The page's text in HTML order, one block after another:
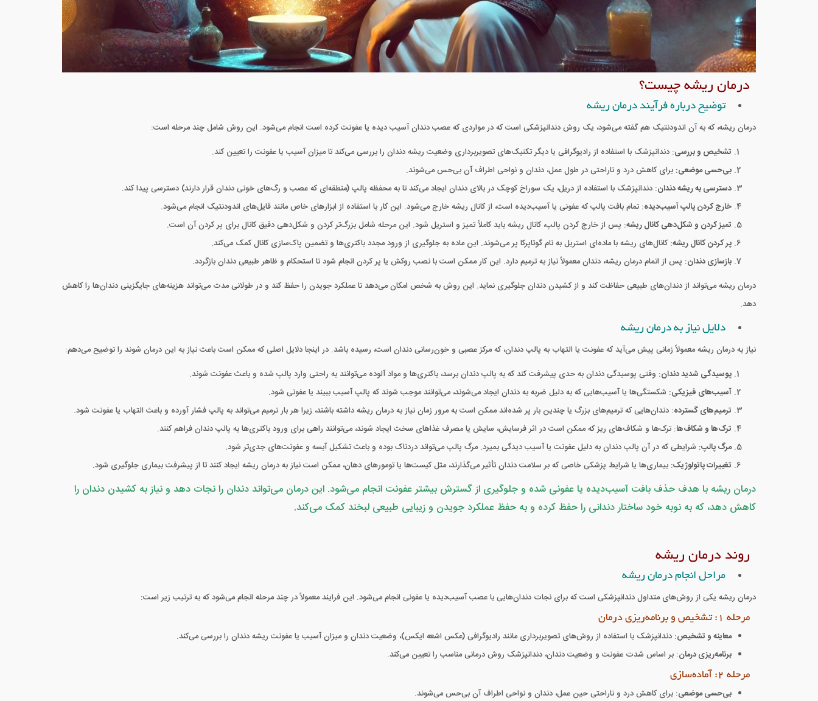
درمان ریشه چیست؟
توضیح درباره فرآیند درمان ریشه
درمان ریشه، که به آن اندودنتیک هم گفته می‌شود، یک روش دندانپزشکی است که در مواردی که عصب دندان آسیب دیده یا عفونت کرده است انجام می‌شود. این روش شامل چند مرحله است:
تشخیص و بررسی: دندانپزشک با استفاده از رادیوگرافی یا دیگر تکنیک‌های تصویربرداری وضعیت ریشه دندان را بررسی می‌کند تا میزان آسیب یا عفونت را تعیین کند.
بی‌حسی موضعی: برای کاهش درد و ناراحتی در طول عمل، دندان و نواحی اطراف آن بی‌حس می‌شوند.
دسترسی به ریشه دندان: دندانپزشک با استفاده از دریل، یک سوراخ کوچک در بالای دندان ایجاد می‌کند تا به محفظه پالپ (منطقه‌ای که عصب و رگ‌های خونی دندان قرار دارند) دسترسی پیدا کند.
خارج کردن پالپ آسیب‌دیده: تمام بافت پالپ که عفونی یا آسیب‌دیده است، از کانال ریشه خارج می‌شود. این کار با استفاده از ابزارهای خاص مانند فایل‌های اندودنتیک انجام می‌شود.
تمیز کردن و شکل‌دهی کانال ریشه: پس از خارج کردن پالپ، کانال ریشه باید کاملاً تمیز و استریل شود. این مرحله شامل بزرگ‌تر کردن و شکل‌دهی دقیق کانال برای پر کردن آن است.
پر کردن کانال ریشه: کانال‌های ریشه با ماده‌ای استریل به نام گوتاپرکا پر می‌شوند. این ماده به جلوگیری از ورود مجدد باکتری‌ها و تضمین پاک‌سازی کانال کمک می‌کند.
بازسازی دندان: پس از اتمام درمان ریشه، دندان معمولاً نیاز به ترمیم دارد. این کار ممکن است با نصب روکش یا پر کردن انجام شود تا استحکام و ظاهر طبیعی دندان بازگردد.
درمان ریشه می‌تواند از دندان‌های طبیعی حفاظت کند و از کشیدن دندان جلوگیری نماید. این روش به شخص امکان می‌دهد تا عملکرد جویدن را حفظ کند و در طولانی مدت می‌تواند هزینه‌های جایگزینی دندان‌ها را کاهش
دهد.
دلایل نیاز به درمان ریشه
نیاز به درمان ریشه معمولاً زمانی پیش می‌آید که عفونت یا التهاب به پالپ دندان، که مرکز عصبی و خون‌رسانی دندان است، رسیده باشد. در اینجا دلایل اصلی که ممکن است باعث نیاز به این درمان شوند را توضیح می‌دهم:
پوسیدگی شدید دندان: وقتی پوسیدگی دندان به حدی پیشرفت کند که به پالپ دندان برسد، باکتری‌ها و مواد آلوده می‌توانند به راحتی وارد پالپ شده و باعث عفونت شوند.
آسیب‌های فیزیکی: شکستگی‌ها یا آسیب‌هایی که به دلیل ضربه به دندان ایجاد می‌شوند، می‌توانند موجب شوند که پالپ آسیب ببیند یا عفونی شود.
ترمیم‌های گسترده: دندان‌هایی که ترمیم‌های بزرگ یا چندین بار پر شده‌اند ممکن است به مرور زمان نیاز به درمان ریشه داشته باشند، زیرا هر بار ترمیم می‌تواند به پالپ فشار آورده و باعث التهاب یا عفونت شود.
ترک‌ها و شکاف‌ها: ترک‌ها و شکاف‌های ریز که ممکن است در اثر فرسایش، سایش یا مصرف غذاهای سخت ایجاد شوند، می‌توانند راهی برای ورود باکتری‌ها به پالپ دندان فراهم کنند.
مرگ پالپ: شرایطی که در آن پالپ دندان به دلیل عفونت یا آسیب دیدگی بمیرد. مرگ پالپ می‌تواند دردناک بوده و باعث تشکیل آبسه و عفونت‌های جدی‌تر شود.
تغییرات پاتولوژیک: بیماری‌ها یا شرایط پزشکی خاصی که بر سلامت دندان تأثیر می‌گذارند، مثل کیست‌ها یا تومورهای دهان، ممکن است نیاز به درمان ریشه ایجاد کنند تا از پیشرفت بیماری جلوگیری شود.
درمان ریشه با هدف حذف بافت آسیب‌دیده یا عفونی شده و جلوگیری از گسترش بیشتر عفونت انجام می‌شود. این درمان می‌تواند دندان را نجات دهد و نیاز به کشیدن دندان را
کاهش دهد، که به نوبه خود ساختار دندانی را حفظ کرده و به حفظ عملکرد جویدن و زیبایی طبیعی لبخند کمک می‌کند.
روند درمان ریشه
مراحل انجام درمان ریشه
درمان ریشه یکی از روش‌های متداول دندانپزشکی است که برای نجات دندان‌هایی با عصب آسیب‌دیده یا عفونی انجام می‌شود. این فرایند معمولاً در چند مرحله انجام می‌شود که به ترتیب زیر است:
مرحله ۱: تشخیص و برنامه‌ریزی درمان
معاینه و تشخیص: دندانپزشک با استفاده از روش‌های تصویربرداری مانند رادیوگرافی (عکس اشعه ایکس)، وضعیت دندان و میزان آسیب یا عفونت ریشه دندان را بررسی می‌کند.
برنامه‌ریزی درمان: بر اساس شدت عفونت و وضعیت دندان، دندانپزشک روش درمانی مناسب را تعیین می‌کند.
مرحله ۲: آماده‌سازی
بی‌حسی موضعی: برای کاهش درد و ناراحتی حین عمل، دندان و نواحی اطراف آن بی‌حس می‌شوند.